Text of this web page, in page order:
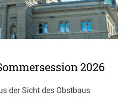
2026
der Sicht des Obstbaus